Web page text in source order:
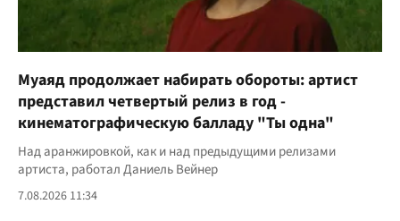
Муаяд продолжает набирать обороты: артист
представил четвертый релиз в год -
кинематографическую балладу "Ты одна"
Над аранжировкой, как и над предыдущими релизами
артиста, работал Даниель Вейнер
7.08.2026 11:34